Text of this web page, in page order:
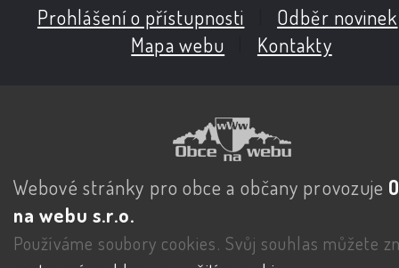
Prohlášení o přístupnosti Odběr novinek
Mapa webu
Kontakty
Webové stránky pro obce a občany provozuje
na webu s.r.o.
Používáme soubory cookies. Svůj souhlas můžete